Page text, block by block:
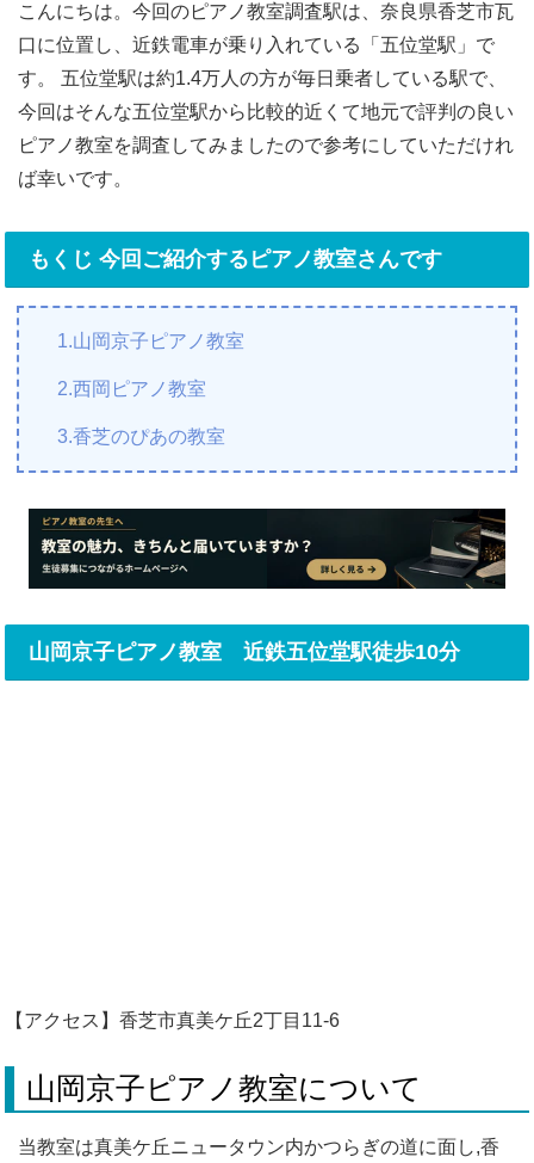
c
e
b
o
o
tt
er
e
こんにちは。今回のピアノ教室調査駅は、奈良県香芝市瓦
口に位置し、近鉄電車が乗り入れている「五位堂駅」で
す。 五位堂駅は約1.4万人の方が毎日乗者している駅で、
今回はそんな五位堂駅から比較的近くて地元で評判の良い
ピアノ教室を調査してみましたので参考にしていただけれ
ば幸いです。
もくじ 今回ご紹介するピアノ教室さんです
1.山岡京子ピアノ教室
2.西岡ピアノ教室
3.香芝のぴあの教室
山岡京子ピアノ教室 近鉄五位堂駅徒歩10分
【アクセス】香芝市真美ケ丘2丁目11-6
山岡京子ピアノ教室について
当教室は真美ケ丘ニュータウン内かつらぎの道に面し,香